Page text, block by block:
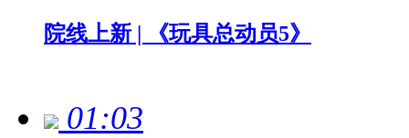
院线上新 | 《玩具总动员5》
01:03